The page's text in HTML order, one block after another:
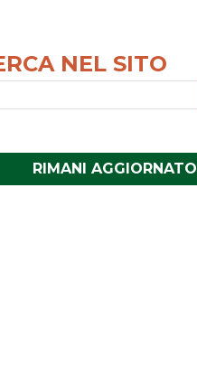
NEL SITO
RIMANI AGGIORNATO